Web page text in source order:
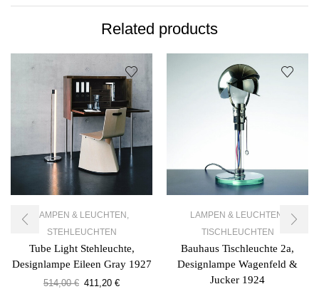
Related products
LAMPEN & LEUCHTEN ,
STEHLEUCHTEN
Tube Light Stehleuchte,
Designlampe Eileen Gray 1927
514,00€ 411,20 €
LAMPEN & LEUCHTEN
TISCHLEUCHTEN
Bauhaus Tischleuchte 2a,
Designlampe Wagenfeld &
Jucker 1924